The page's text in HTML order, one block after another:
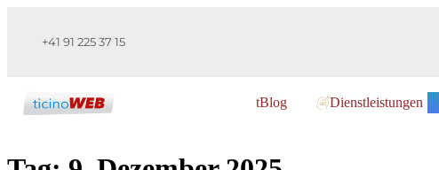
+41 91 225 37 15
tBlog Dienstleistungen